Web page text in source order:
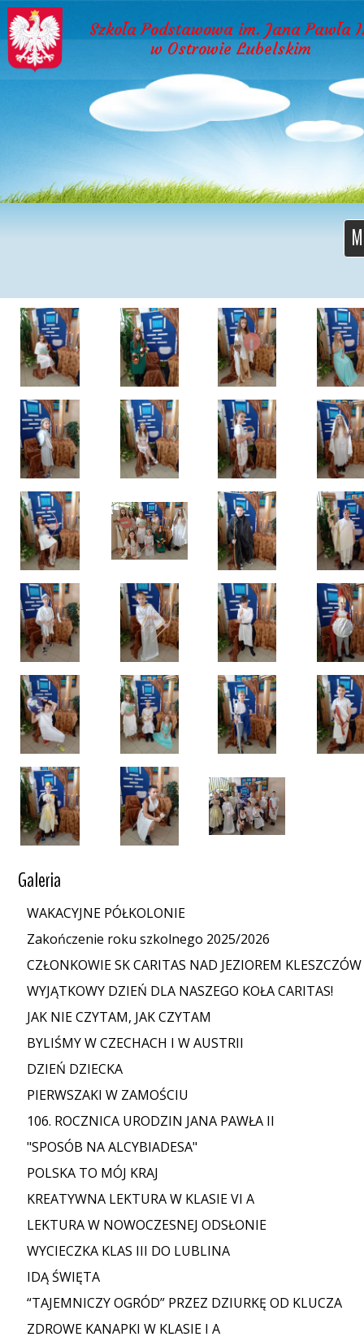
Szkoła Podstawowa im. Jana Pawła
w Ostrowie Lubelskim
Galeria
WAKACYJNE PÓŁKOLONIE
Zakończenie roku szkolnego 2025/2026
CZŁONKOWIE SK CARITAS NAD JEZIOREM KLESZCZÓW
WYJĄTKOWY DZIEŃ DLA NASZEGO KOŁA CARITAS!
JAK NIE CZYTAM, JAK CZYTAM
BYLIŚMY W CZECHACH I W AUSTRII
DZIEŃ DZIECKA
PIERWSZAKI W ZAMOŚCIU
106. ROCZNICA URODZIN JANA PAWŁA II
"SPOSÓB NA ALCYBIADESA"
POLSKA TO MÓJ KRAJ
KREATYWNA LEKTURA W KLASIE VI A
LEKTURA W NOWOCZESNEJ ODSŁONIE
WYCIECZKA KLAS III DO LUBLINA
IDĄ ŚWIĘTA
“TAJEMNICZY OGRÓD” PRZEZ DZIURKĘ OD KLUCZA
ZDROWE KANAPKI W KLASIE I A